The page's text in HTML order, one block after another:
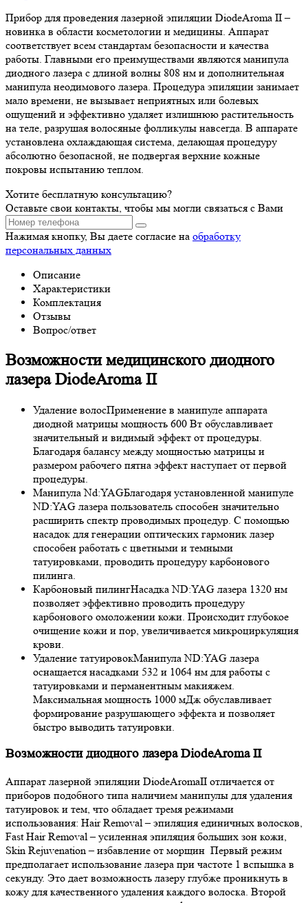
Прибор для проведения лазерной эпиляции DiodeAroma II –
новинка в области косметологии и медицины. Аппарат
соответствует всем стандартам безопасности и качества
работы. Главными его преимуществами являются манипула
диодного лазера с длиной волны 808 нм и дополнительная
манипула неодимового лазера. Процедура эпиляции занимает
мало времени, не вызывает неприятных или болевых
ощущений и эффективно удаляет излишнюю растительность
на теле, разрушая волосяные фолликулы навсегда. В аппарате
установлена охлаждающая система, делающая процедуру
абсолютно безопасной, не подвергая верхние кожные
покровы испытанию теплом.
Хотите бесплатную консультацию?
Оставьте свои контакты, чтобы мы могли связаться с Вами
Нажимая кнопку, Вы даете согласие на обработку
персональных данных
Описание
Характеристики
Комплектация
Отзывы
Вопрос/ответ
Возможности медицинского диодного
лазера DiodeAroma II
Удаление волосПрименение в манипуле аппарата
диодной матрицы мощность 600 Вт обуславливает
значительный и видимый эффект от процедуры.
Благодаря балансу между мощностью матрицы и
размером рабочего пятна эффект наступает от первой
процедуры.
Манипула Nd:YAGБлагодаря установленной манипуле
ND:YAG лазера пользователь способен значительно
расширить спектр проводимых процедур. С помощью
насадок для генерации оптических гармоник лазер
способен работать с цветными и темными
татуировками, проводить процедуру карбонового
пилинга.
Карбоновый пилингНасадка ND:YAG лазера 1320 нм
позволяет эффективно проводить процедуру
карбонового омоложении кожи. Происходит глубокое
очищение кожи и пор, увеличивается микроциркуляция
крови.
Удаление татуировокМанипула ND:YAG лазера
оснащается насадками 532 и 1064 нм для работы с
татуировками и перманентным макияжем.
Максимальная мощность 1000 мДж обуславливает
формирование разрушающего эффекта и позволяет
быстро выводить татуировки.
Возможности диодного лазера DiodeAroma II
Аппарат лазерной эпиляции DiodeAromaII отличается от
приборов подобного типа наличием манипулы для удаления
татуировок и тем, что обладает тремя режимами
использования: Hair Removal – эпиляция единичных волосков,
Fast Hair Removal – усиленная эпиляция больших зон кожи,
Skin Rejuvenation – избавление от морщин Первый режим
предполагает использование лазера при частоте 1 вспышка в
секунду. Это дает возможность лазеру глубже проникнуть в
кожу для качественного удаления каждого волоска. Второй